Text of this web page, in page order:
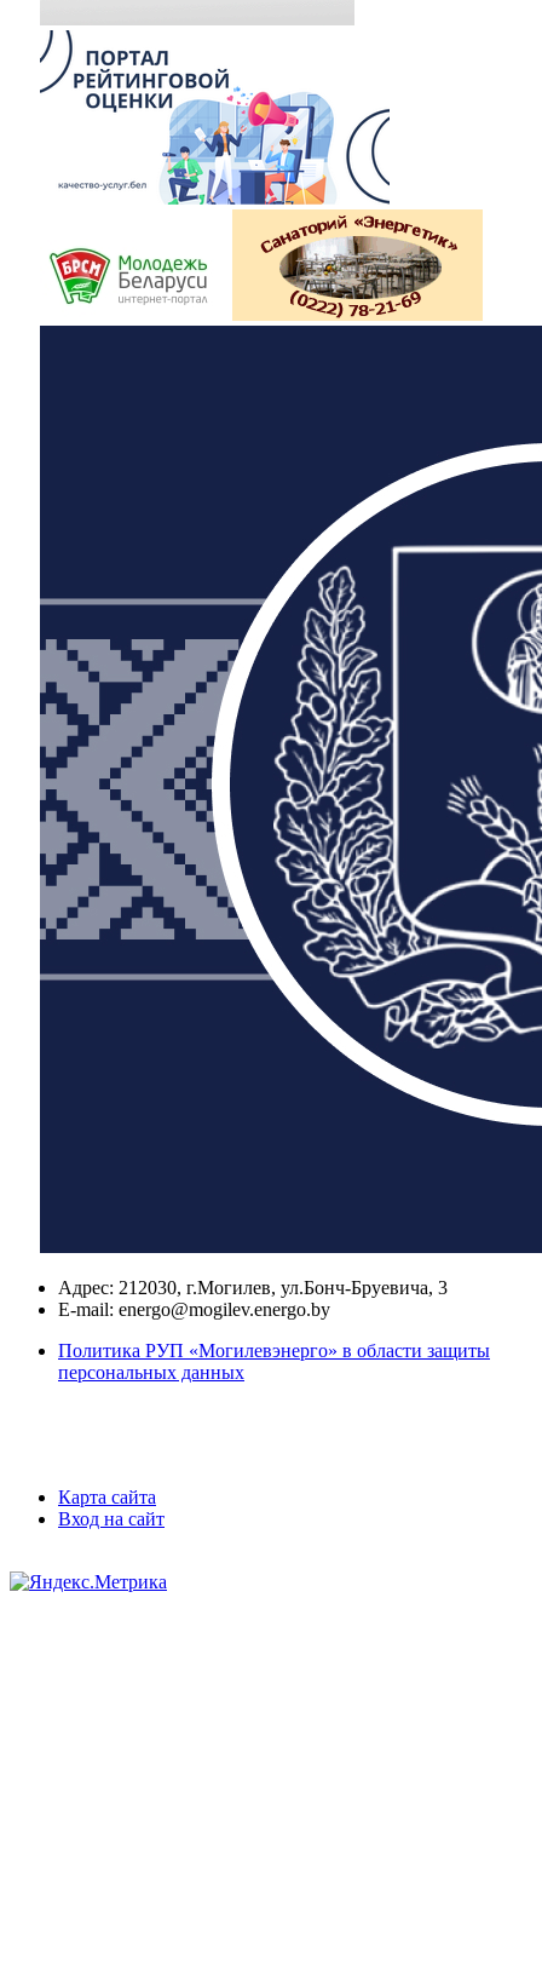
Адрес: 212030, г.Могилев, ул.Бонч-Бруевича, 3
E-mail: energo@mogilev.energo.by
Политика РУП «Могилевэнерго» в области защиты
персональных данных
Карта сайта
Вход на сайт